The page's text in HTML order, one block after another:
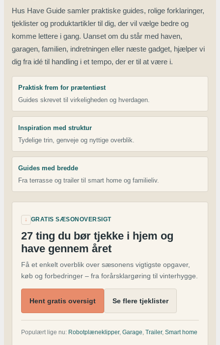
Hus Have Guide samler praktiske guides, rolige forklaringer,
tjeklister og produktartikler til dig, der vil vælge bedre og
komme lettere i gang. Uanset om du står med haven,
garagen, familien, indretningen eller næste gadget, hjælper vi
dig fra idé til handling i et tempo, der er til at være i.
Praktisk frem for prætentiøst
Guides skrevet til virkeligheden og hverdagen.
Inspiration med struktur
Tydelige trin, genveje og nyttige overblik.
Guides med bredde
Fra terrasse og trailer til smart home og familieliv.
↓ GRATIS SÆSONOVERSIGT
27 ting du bør tjekke i hjem og
have gennem året
Få et enkelt overblik over sæsonens vigtigste opgaver,
køb og forbedringer – fra forårsklargøring til vinterhygge.
Hent gratis oversigt Se flere tjeklister
Populært lige nu: Robotplæneklipper, Garage, Trailer, Smart home